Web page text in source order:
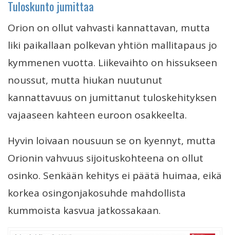
Tuloskunto jumittaa
Orion on ollut vahvasti kannattavan, mutta
liki paikallaan polkevan yhtiön mallitapaus jo
kymmenen vuotta. Liikevaihto on hissukseen
noussut, mutta hiukan nuutunut
kannattavuus on jumittanut tuloskehityksen
vajaaseen kahteen euroon osakkeelta.
Hyvin loivaan nousuun se on kyennyt, mutta
Orionin vahvuus sijoituskohteena on ollut
osinko. Senkään kehitys ei päätä huimaa, eikä
korkea osingonjakosuhde mahdollista
kummoista kasvua jatkossakaan.